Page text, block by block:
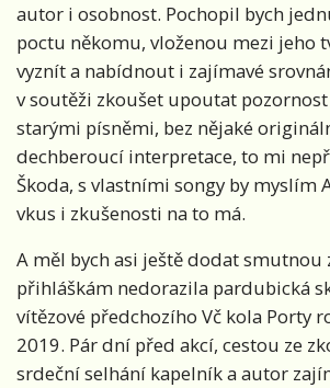
autor i osobnost. Pochopil bych
poctu někomu, vloženou mezi jeho
vyznít a nabídnout i zajímavé
v soutěži zkoušet upoutat
starými písněmi, bez nějaké
dechberoucí interpretace, to mi
Škoda, s vlastními songy by myslím
vkus i zkušenosti na to má.
A měl bych asi ještě dodat smutnou
přihláškám nedorazila pardubická
vítězové předchozího Vč kola Porty
2019. Pár dní před akcí, cestou ze
srdeční selhání kapelník a autor